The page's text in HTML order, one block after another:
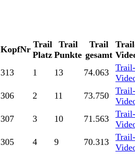
KopfNr Trail
Platz
Trail
Punkte
Trail
gesamt
313 1 13 74.063
Trail-
306 2 11 73.750
Trail-
307 3 10 71.563
Trail-
305 4 9 70.313
Trail-